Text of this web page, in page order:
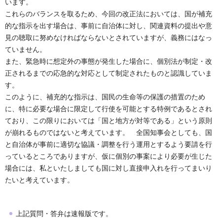
います。
これらのバランスを取るため、今回の改正法においては、国が補充
的な指示を出す場合は、事前に自治体に対し、関連資料の提出や意
見の聴取に努めなければならないとされていますが、義務にはなっ
ていません。
また、緊急時に想定外の事態が発生した場合に、個別法が制定・改
正されるまでの応急的な対応として制定されたものと認識していま
す。
このように、補充的な指示は、国民の生命等の保護の措置のため
に、特に必要な場合に限定して行使を可能とする特例であるとされ
ており、この限りにおいては「国と地方が対等である」という原則
が崩れるものではないと考えています。 全国知事会としても、国
と自治体が事前に適切な協議・調整を行う運用とするよう要請を行
っているところでありますが、仮に個別の事案により必要が生じた
場合には、私といたしましても国に対し直接申入れを行ってまいり
たいと考えています。
上記質問・答弁は速報版です。